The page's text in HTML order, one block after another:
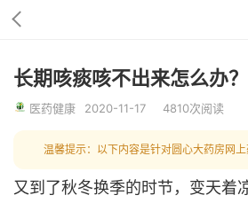
长期咳痰咳不出来怎么办
医药健康 2020-11-17 4810次阅读
温馨提示：以下内容是针对圆心大药房网
又到了秋冬换季的时节，变天着